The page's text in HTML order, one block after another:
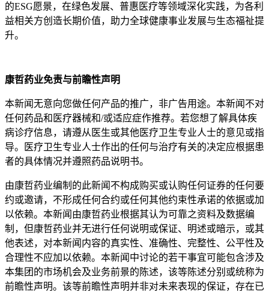
的ESG愿景，在绿色发展、普惠医疗等领域深化实践，为各利
益相关方创造长期价值，助力全球健康事业发展与生态福祉提
升。
康哲药业免责与前瞻性声明
本新闻无意向您做任何产品的推广，非广告用途。本新闻不对
任何药品和医疗器械和/或适应症作推荐。若您想了解具体疾
病诊疗信息，请遵从医生或其他医疗卫生专业人士的意见或指
导。医疗卫生专业人士作出的任何与治疗有关的决定应根据患
者的具体情况并遵照药品说明书。
由康哲药业编制的此新闻不构成购买或认购任何证券的任何要
约或邀请，不形成任何合约或任何其他约束性承诺的依据或加
以依赖。本新闻由康哲药业根据其认为可靠之资料及数据编
制，但康哲药业并无进行任何说明或保证、明述或暗示，或其
他表述，对本新闻内容的真实性、准确性、完整性、公平性及
合理性不应加以依赖。本新闻中讨论的若干事宜可能包含涉及
本集团的市场机会及业务前景的陈述，该等陈述分别或统称为
前瞻性声明。该等前瞻性声明并非对未来表现的保证，存在已